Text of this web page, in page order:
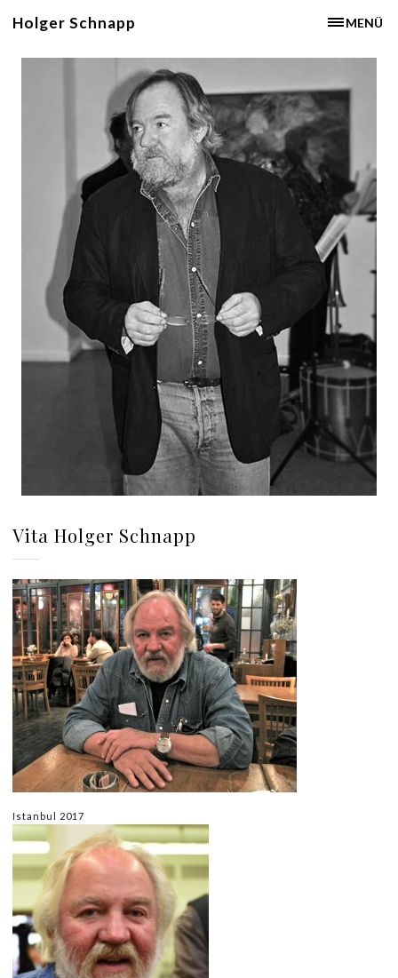
MENÜ
Holger Schnapp
Vita Holger Schnapp
Istanbul 2017